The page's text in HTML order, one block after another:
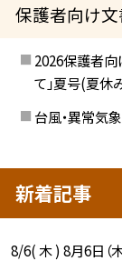
保護者向け
2026保護者向
て」夏号(夏休
台風・異常気
新着記事
8/6( 木 ) 8月6日（